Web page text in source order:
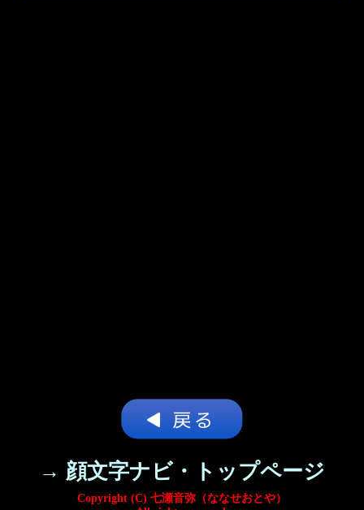
→ 顔文字ナビ・トップページ
Copyright (C) 七瀬音弥（ななせおとや）